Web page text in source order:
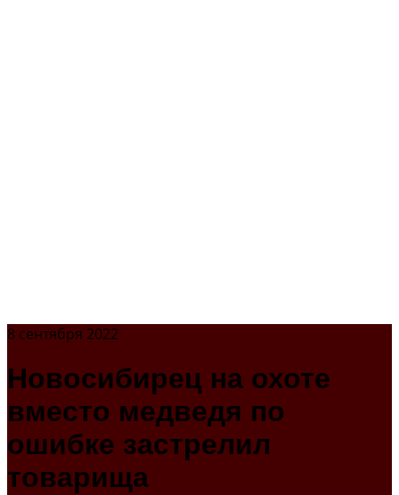
8 сентября 2022
Новосибирец на охоте
вместо медведя по
ошибке застрелил
товарища